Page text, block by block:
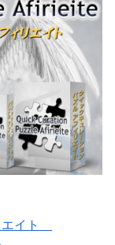
エイト